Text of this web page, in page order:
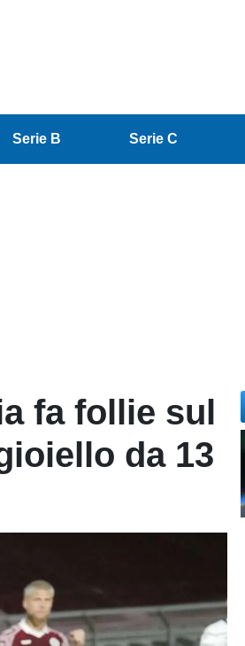
Serie B Serie C
fa follie sul
da 13